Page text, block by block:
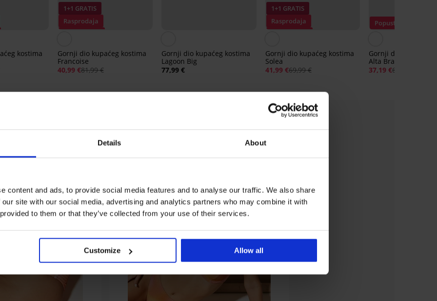
Details About
content and ads, to provide social media features and to analyse our traffic. We also share
site with our social media, advertising and analytics partners who may combine it with
to them or that they’ve collected from your use of their services.
Customize Allow all
kostima
1+1 GRATIS
Rasprodaja
Gornji dio kupaćeg kostima
Francoise
40,99 €81,99 €
Gornji dio kupaćeg kostima
Lagoon Big
77,99 €
1+1 GRATIS
Rasprodaja
Gornji dio kupaćeg kostima
Solea
41,99 €69,99 €
Popust -40%
Gornji dio kupaćeg
Alta Bralet
37,19 €61,99 €